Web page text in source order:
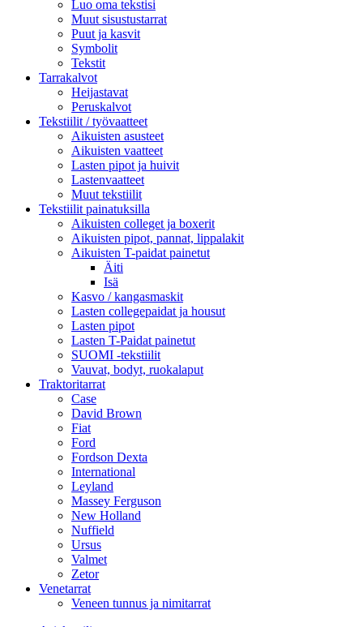
Luo oma tekstisi
Muut sisustustarrat
Puut ja kasvit
Symbolit
Tekstit
Tarrakalvot
Heijastavat
Peruskalvot
Tekstiilit / työvaatteet
Aikuisten asusteet
Aikuisten vaatteet
Lasten pipot ja huivit
Lastenvaatteet
Muut tekstiilit
Tekstiilit painatuksilla
Aikuisten colleget ja boxerit
Aikuisten pipot, pannat, lippalakit
Aikuisten T-paidat painetut
Äiti
Isä
Kasvo / kangasmaskit
Lasten collegepaidat ja housut
Lasten pipot
Lasten T-Paidat painetut
SUOMI -tekstiilit
Vauvat, bodyt, ruokalaput
Traktoritarrat
Case
David Brown
Fiat
Ford
Fordson Dexta
International
Leyland
Massey Ferguson
New Holland
Nuffield
Ursus
Valmet
Zetor
Venetarrat
Veneen tunnus ja nimitarrat